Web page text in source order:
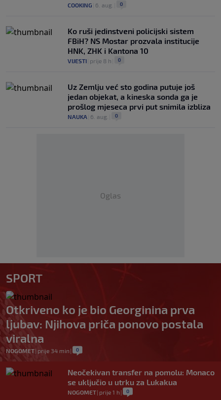
COOKING 6. aug. 0
Ko ruši jedinstveni policijski sistem
FBiH? NS Mostar prozvala institucije
HNK, ZHK i Kantona 10
VIJESTI prije 8 h 0
Uz Zemlju već sto godina putuje još
jedan objekat, a kineska sonda ga je
prošlog mjeseca prvi put snimila izbliza
NAUKA 6. aug. 0
Oglas
SPORT
Otkriveno ko je bio Georginina prva
ljubav: Njihova priča ponovo postala
viralna
NOGOMET| prije 34 min | 0
Neočekivan transfer na pomolu: Monaco
se uključio u utrku za Lukakua
NOGOMET| prije 1 h | 0